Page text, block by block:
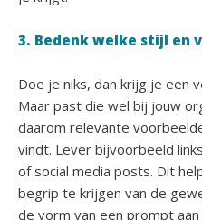
3. Bedenk welke stijl en
Doe je niks, dan krijg je een
Maar past die wel bij jouw
daarom relevante
vindt. Lever bijvoorbeeld
of social media posts. Dit
begrip te krijgen van de
de vorm van een prompt